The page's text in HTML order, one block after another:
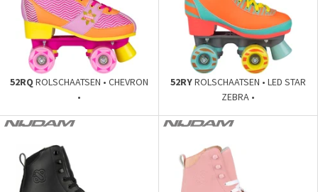
52RQ ROLSCHAATSEN • CHEVRON
•
52RYROLSCHAATSEN • LED STAR
ZEBRA •